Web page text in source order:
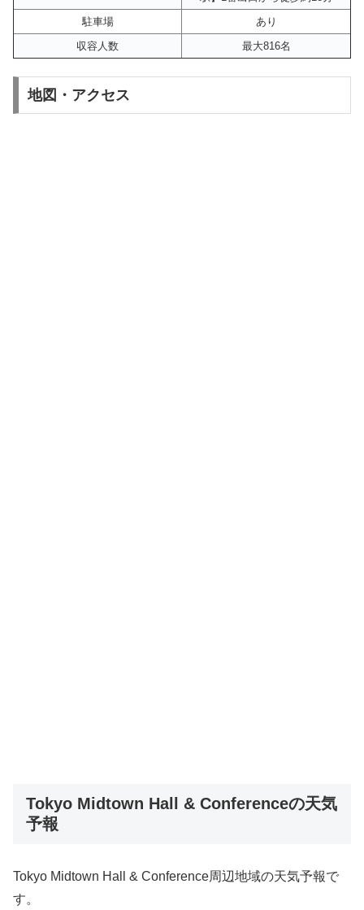
駐車場
あり
収容人数
最大816名
地図・アクセス
Tokyo Midtown Hall & Conferenceの天気
予報
Tokyo Midtown Hall & Conference周辺地域の天気予報で
す。